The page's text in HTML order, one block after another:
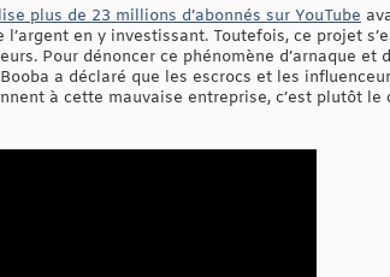
plus de 23 millions d’abonnés sur YouTube
en y investissant. Toutefois, ce projet
Pour dénoncer ce phénomène d’arnaque et
a déclaré que les escrocs et les
à cette mauvaise entreprise, c’est plutôt le